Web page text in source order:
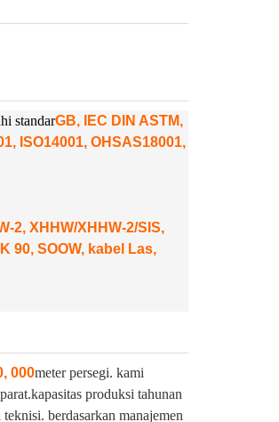
standarGB, IEC DIN ASTM,
ISO14001, OHSAS18001,
2, XHHW/XHHW-2/SIS,
90, SOOW, kabel Las,
000meter persegi. kami
kapasitas produksi tahunan
teknisi. berdasarkan manajemen